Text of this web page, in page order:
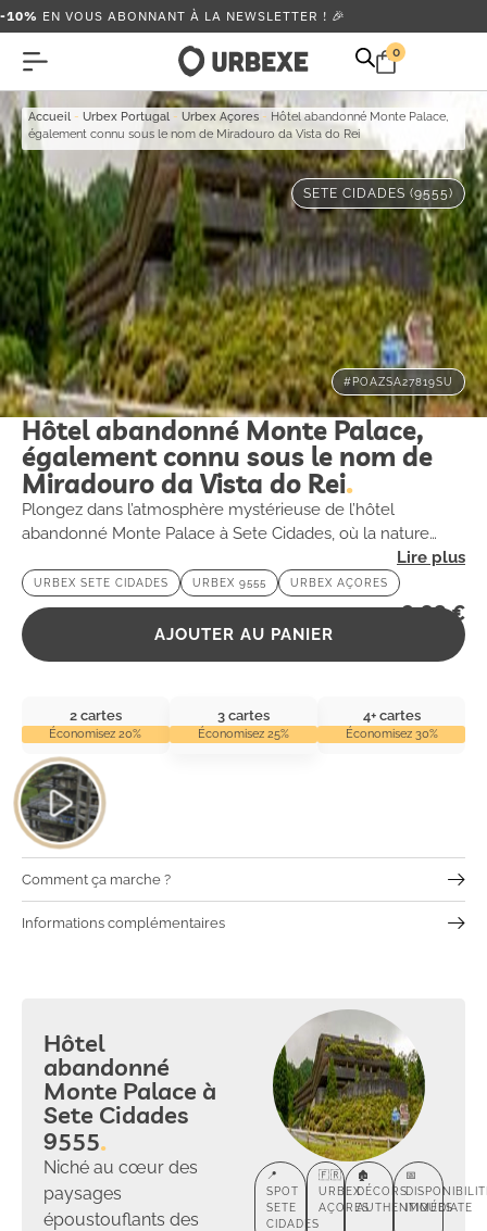
-10% EN VOUS ABONNANT À LA NEWSLETTER ! 🎉
0
Accueil - Urbex Portugal - Urbex Açores - Hôtel abandonné Monte Palace,
également connu sous le nom de Miradouro da Vista do Rei
SETE CIDADES (9555)
#POAZSA27819SU
Hôtel abandonné Monte Palace,
également connu sous le nom de
Miradouro da Vista do Rei
Plongez dans l’atmosphère mystérieuse de l’hôtel
abandonné Monte Palace à Sete Cidades, où la nature
reprend ses droits et où chaque pièce raconte une histoire
oubliée. 🌿🏨
URBEX SETE CIDADES URBEX 9555 URBEX AÇORES
2,99€
AJOUTER AU PANIER
2 cartes
Économisez 20%
3 cartes
Économisez 25%
4+ cartes
Économisez 30%
Comment ça marche ?
Informations complémentaires
Hôtel
abandonné
Monte Palace à
Sete Cidades
9555
Niché au cœur des
paysages
époustouflants des
📍
SPOT
SETE
CIDADES
🇫🇷
URBEX
AÇORES
🏚️
DÉCORS
AUTHENTIQUES
📅
IMMÉDIATE